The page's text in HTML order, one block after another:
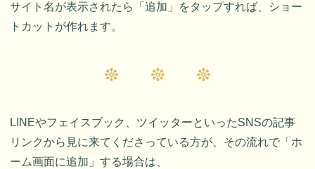
サイト名が表示されたら「追加」をタップすれば、ショー
トカットが作れます。
LINEやフェイスブック、ツイッターといったSNSの記事
リンクから見に来てくださっている方が、その流れで「ホ
ーム画面に追加」する場合は、